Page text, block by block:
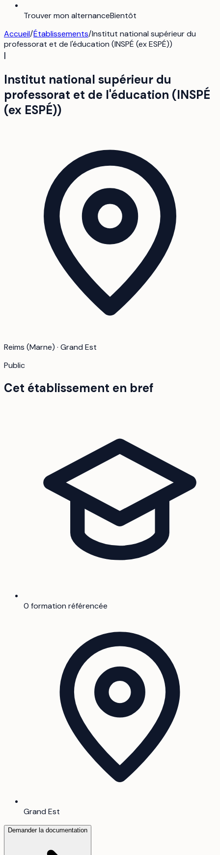
Trouver mon alternanceBientôt
Accueil/Établissements/Institut national supérieur du
professorat et de l'éducation (INSPÉ (ex ESPÉ))
I
Institut national supérieur du
professorat et de l'éducation (INSPÉ
(ex ESPÉ))
Reims (Marne) · Grand Est
Public
Cet établissement en bref
0 formation référencée
Grand Est
Demander la documentation